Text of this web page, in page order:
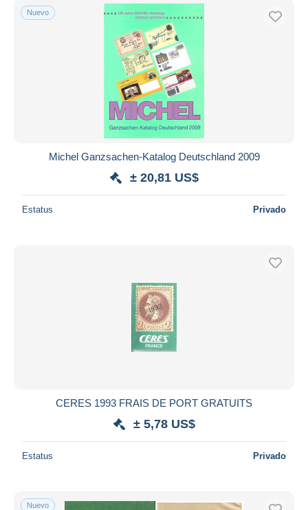
Nuevo
Michel Ganzsachen-Katalog Deutschland 2009
± 20,81 US$
Estatus Privado
CERES 1993 FRAIS DE PORT GRATUITS
± 5,78 US$
Estatus Privado
Nuevo